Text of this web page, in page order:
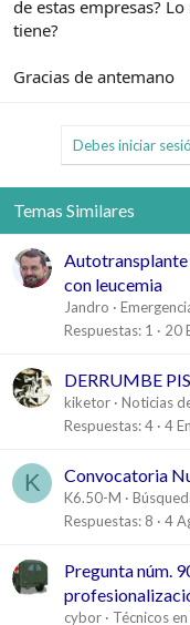
de estas empresas?
tiene?
Gracias de antemano
Debes iniciar
Temas Similares
Autotransplante
con leucemia
Jandro
Respuestas 1 20
DERRUMBE
kiketor
Noticias
Respuestas 4 4
K Convocatoria
K6.50-M
Respuestas 8 4
Pregunta núm.
cybor
Técnicos